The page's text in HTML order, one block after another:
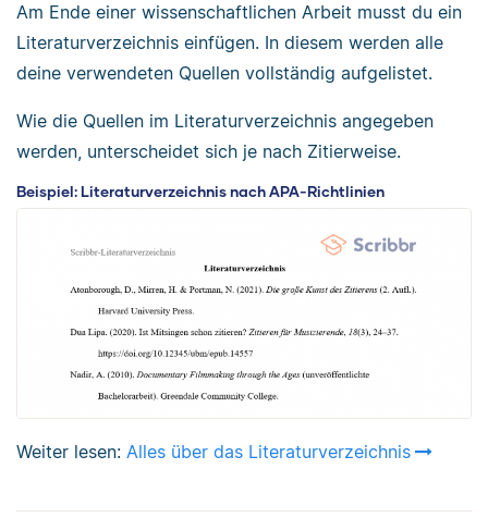
Am Ende einer wissenschaftlichen Arbeit musst du ein
Literaturverzeichnis einfügen. In diesem werden alle
deine verwendeten Quellen vollständig aufgelistet.
Wie die Quellen im Literaturverzeichnis angegeben
werden, unterscheidet sich je nach Zitierweise.
Beispiel: Literaturverzeichnis nach APA-Richtlinien
Weiter lesen: Alles über das Literaturverzeichnis